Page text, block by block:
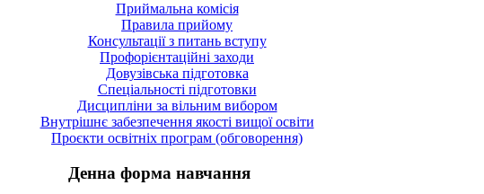
Приймальна комісія
Правила прийому
Консультації з питань вступу
Профорієнтаційні заходи
Довузівська підготовка
Спецiальностi підготовки
Дисципліни за вільним вибором
Внутрішнє забезпечення якості вищої освіти
Проєкти освітніх програм (обговорення)
Денна форма навчання